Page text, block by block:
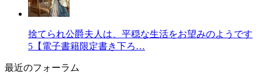
捨てられ公爵夫人は、平穏な生活をお望みのようです
5【電子書籍限定書き下ろ…
最近のフォーラム